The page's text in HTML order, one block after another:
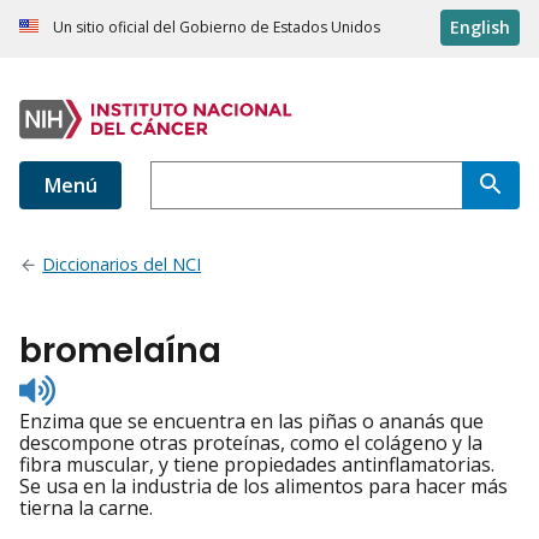
Un sitio oficial del Gobierno de Estados Unidos English
Menú
Diccionarios del NCI
bromelaína
Listen
to
pronunciation
Enzima que se encuentra en las piñas o ananás que
descompone otras proteínas, como el colágeno y la
fibra muscular, y tiene propiedades antinflamatorias.
Se usa en la industria de los alimentos para hacer más
tierna la carne.